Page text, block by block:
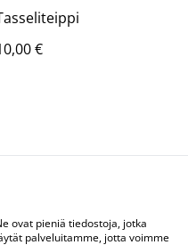
€
Lakihommelit
Evästeet
ovat pieniä tiedostoja, jotka
palveluitamme, jotta voimme